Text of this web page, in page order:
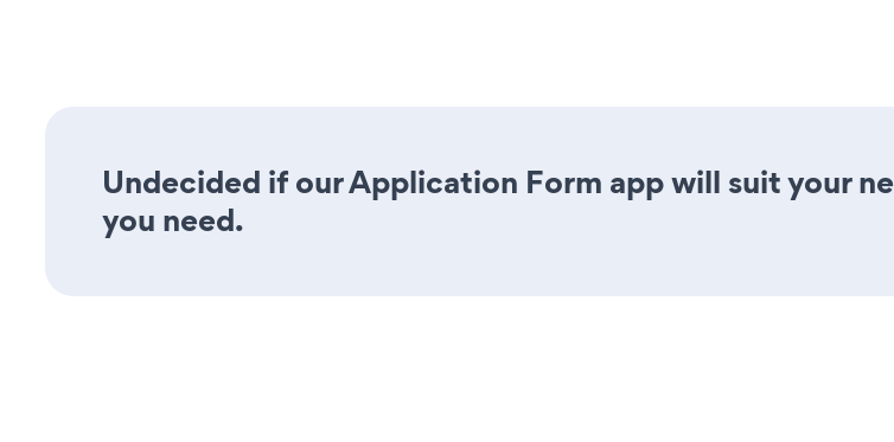
Undecided if our Application Form app will suit your
you need.